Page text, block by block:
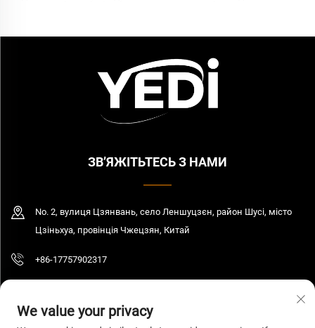
ЗВ’ЯЖІТЬТЕСЬ З НАМИ
No. 2, вулиця Цзянвань, село Леншуцзєн, район Шусі, місто
Цзіньхуа, провінція Чжецзян, Китай
+86-17757902317
We value your privacy